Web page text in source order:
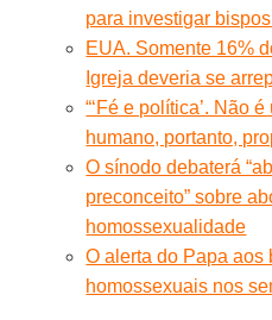
para investigar
EUA. Somente 16%
Igreja deveria se
“‘Fé e política’. Não
humano, portanto,
O sínodo debaterá
preconceito” sobre
homossexualidade
O alerta do Papa aos
homossexuais nos